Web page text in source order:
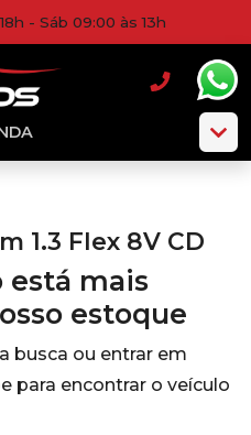
- Sáb 09:00 às 13h
1.3 Flex 8V CD
está mais
estoque
busca ou entrar em
para encontrar o veículo